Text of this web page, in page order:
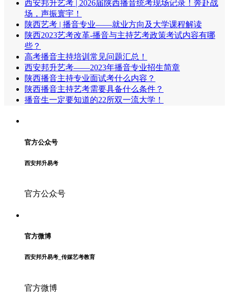
西安邦升艺考 | 2026届陕西播音统考现场记录！奔赴战
场，声振寰宇！
陕西艺考 | 播音专业——就业方向及大学课程解读
陕西2023艺考改革-播音与主持艺考政策考试内容有哪
些？
高考播音主持培训常见问题汇总！
西安邦升艺考——2023年播音专业招生简章
陕西播音主持专业面试考什么内容？
陕西播音主持艺考需要具备什么条件？
播音生一定要知道的22所双一流大学！
官方公众号
西安邦升易考
官方公众号
官方微博
西安邦升易考_传媒艺考教育
官方微博